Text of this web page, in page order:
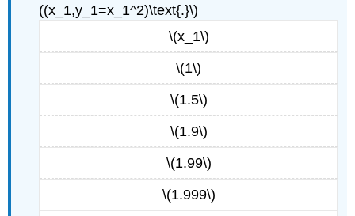
((x_1,y_1=x_1^2)\text{.}\)
\(x_1\)
\(1\)
\(1.5\)
\(1.9\)
\(1.99\)
\(1.999\)